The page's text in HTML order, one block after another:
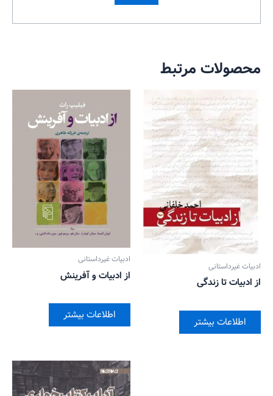
محصولات مرتبط
ادبیات غیرداستانی
از ادبیات تا زندگی
اطلاعات بیشتر
ادبیات غیرداستانی
از ادبیات و آفرینش
اطلاعات بیشتر